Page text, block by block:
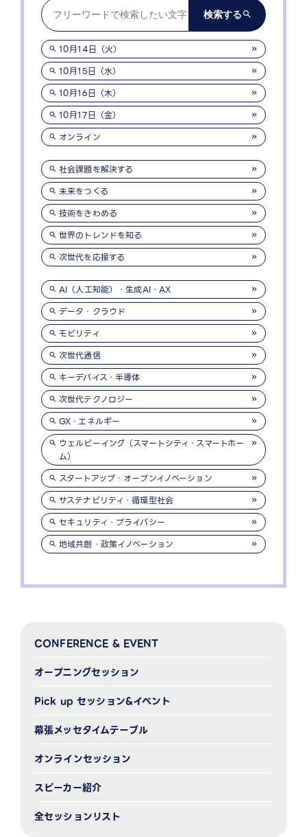
CONFERENCE & EVENT
オープニングセッション
Pick up セッション&イベント
幕張メッセタイムテーブル
オンラインセッション
スピーカー紹介
全セッションリスト
10月14日（火）
10月15日（水）
10月16日（木）
10月17日（金）
オンライン
社会課題を解決する
未来をつくる
技術をきわめる
世界のトレンドを知る
次世代を応援する
AI（人工知能）・生成AI・AX
データ・クラウド
モビリティ
次世代通信
キーデバイス・半導体
次世代テクノロジー
GX・エネルギー
ウェルビーイング（スマートシティ・スマートホー
ム）
スタートアップ・オープンイノベーション
サステナビリティ・循環型社会
セキュリティ・プライバシー
地域共創・政策イノベーション